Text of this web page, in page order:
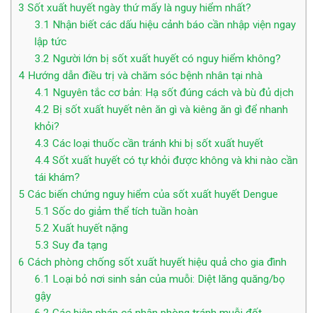
3 Sốt xuất huyết ngày thứ mấy là nguy hiểm nhất?
3.1 Nhận biết các dấu hiệu cảnh báo cần nhập viện ngay
lập tức
3.2 Người lớn bị sốt xuất huyết có nguy hiểm không?
4 Hướng dẫn điều trị và chăm sóc bệnh nhân tại nhà
4.1 Nguyên tắc cơ bản: Hạ sốt đúng cách và bù đủ dịch
4.2 Bị sốt xuất huyết nên ăn gì và kiêng ăn gì để nhanh
khỏi?
4.3 Các loại thuốc cần tránh khi bị sốt xuất huyết
4.4Sốt xuất huyết có tự khỏi được không và khi nào cần
tái khám?
5 Các biến chứng nguy hiểm của sốt xuất huyết Dengue
5.1 Sốc do giảm thể tích tuần hoàn
5.2 Xuất huyết nặng
5.3 Suy đa tạng
6 Cách phòng chống sốt xuất huyết hiệu quả cho gia đình
6.1 Loại bỏ nơi sinh sản của muỗi: Diệt lăng quăng/bọ
gậy